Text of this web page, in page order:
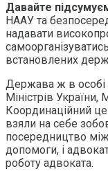
Давайте
НААУ та
надавати
встановлених
Держава ж в особі
Міністрів України,
Координаційний
взяли на себе
посередництво
допомоги, і
роботу адвоката.